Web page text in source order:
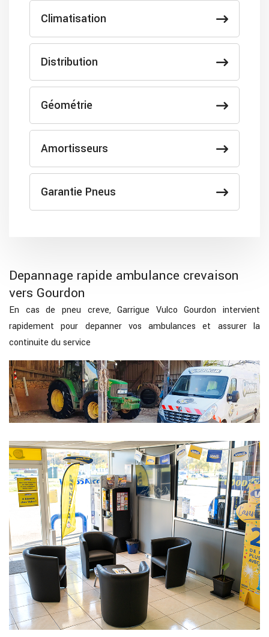
Climatisation
Distribution
Géométrie
Amortisseurs
Garantie Pneus
Depannage rapide ambulance crevaison
vers Gourdon
En cas de pneu creve, Garrigue Vulco Gourdon intervient
rapidement pour depanner vos ambulances et assurer la
continuite du service